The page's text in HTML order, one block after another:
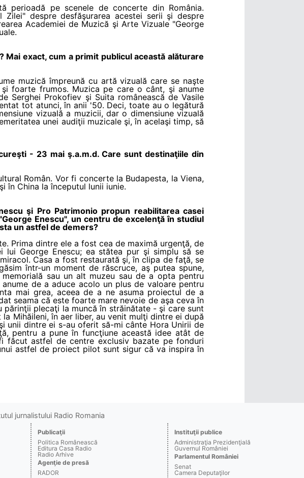
perioadă pe scenele de concerte din România.
despre desfăşurarea acestei serii şi despre
Academiei de Muzică şi Arte Vizuale "George
exact, cum a primit publicul această alăturare
muzică împreună cu artă vizuală care se naşte
foarte frumos. Muzica pe care o cânt, şi anume
Serghei Prokofiev şi Suita românească de Vasile
tot atunci, în anii '50. Deci, toate au o legătură
vizuală a muzicii, dar o dimensiune vizuală
unei audiţii muzicale şi, în acelaşi timp, să
- 23 mai ş.a.m.d. Care sunt destinaţiile din
Român. Vor fi concerte la Budapesta, la Viena,
în China la începutul lunii iunie.
şi Pro Patrimonio propun reabilitarea casei
Enescu", un centru de excelenţă în studiul
un astfel de demers?
Prima dintre ele a fost cea de maximă urgenţă, de
George Enescu; ea stătea pur şi simplu să se
Casa a fost restaurată şi, în clipa de faţă, se
într-un moment de răscruce, aş putea spune,
sau un alt muzeu sau de a opta pentru
de a aduce acolo un plus de valoare pentru
mai grea, aceea de a ne asuma proiectul de a
seama că este foarte mare nevoie de aşa ceva în
plecaţi la muncă în străinătate - şi care sunt
Mihăileni, în aer liber, au venit mulţi dintre ei după
unii dintre ei s-au oferit să-mi cânte Hora Unirii de
pentru a pune în funcţiune această idee atât de
făcut astfel de centre exclusiv bazate pe fonduri
astfel de proiect pilot sunt sigur că va inspira în
jurnalistului Radio Romania
Publicaţii
Politica Românească
Editura Casa Radio
Radio Arhive
Agenţie de presă
RADOR
Instituţii publice
Administraţia Prezidenţială
Guvernul României
Parlamentul României
Senat
Camera Deputaţilor